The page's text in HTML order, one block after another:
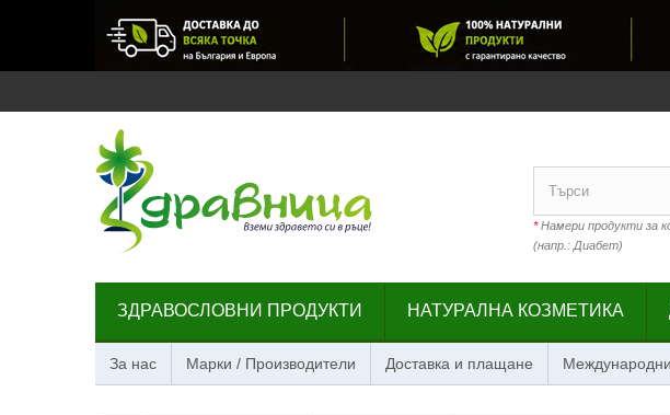
*Намери продукти за
(напр.: Диабет)
ЗДРАВОСЛОВНИ ПРОДУКТИ НАТУРАЛНА КОЗМЕТИКА
За нас Марки / Производители Доставка и плащане